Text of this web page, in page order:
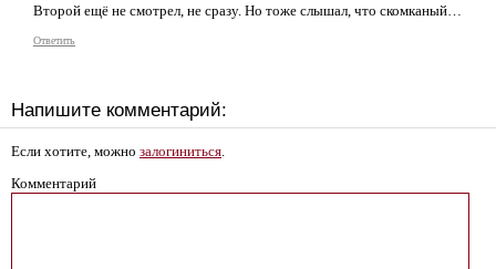
Второй ещё не смотрел, не сразу. Но тоже слышал, что скомканый…
Ответить
Напишите комментарий:
Если хотите, можно залогиниться
Комментарий